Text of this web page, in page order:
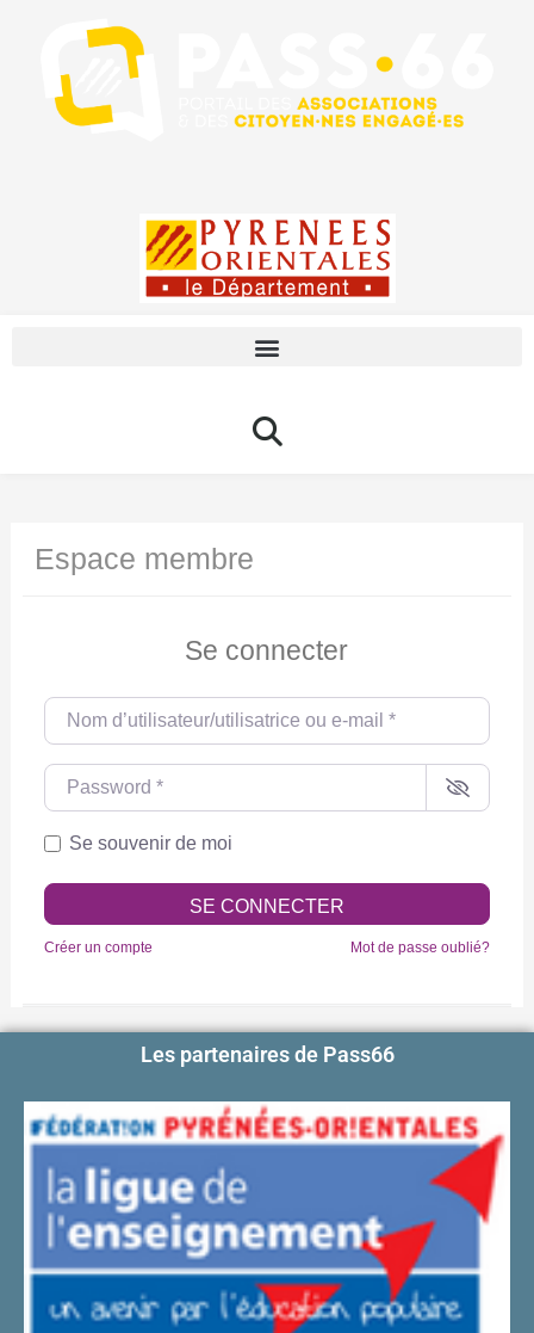
Espace membre
Se connecter
Nom d’utilisateur/utilisatrice ou e-mail
Password
Se souvenir de moi
SE CONNECTER
Créer un compte Mot de passe oublié?
Les partenaires de Pass66